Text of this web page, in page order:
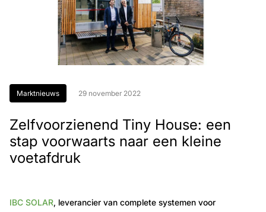
Marktnieuws 29 november 2022
Zelfvoorzienend Tiny House: een
stap voorwaarts naar een kleine
voetafdruk
IBC SOLAR, leverancier van complete systemen voor